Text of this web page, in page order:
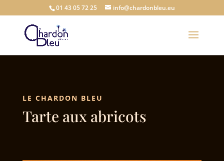
01 43 05 72 25 info@chardonbleu.eu
LE CHARDON BLEU
Tarte aux abricots